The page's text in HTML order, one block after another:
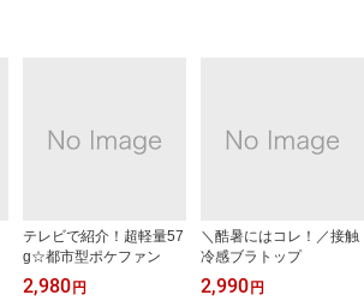
テレビで紹介！超軽量57
g☆都市型ポケファン
2,980 円
＼酷暑にはコレ！／接触
冷感ブラトップ
2,990 円